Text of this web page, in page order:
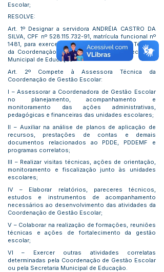
Escolar;
RESOLVE:
Art. 1º Designar a servidora ANDRÉIA CASTRO DA
SILVA, CPF nº 528.115.732-91, matrícula funcional nº
1481, para exercer a função de Assessora Técnica
da Coordenação de Gestão Escolar da Secretaria
Municipal de Educação.
Art. 2º Compete à Assessora Técnica da
Coordenação de Gestão Escolar:
I – Assessorar a Coordenadora de Gestão Escolar
no planejamento, acompanhamento e
monitoramento das ações administrativas,
pedagógicas e financeiras das unidades escolares;
II – Auxiliar na análise de planos de aplicação de
recursos, prestações de contas e demais
documentos relacionados ao PDDE, PDDEMF e
programas correlatos;
III – Realizar visitas técnicas, ações de orientação,
monitoramento e fiscalização junto às unidades
escolares;
IV – Elaborar relatórios, pareceres técnicos,
estudos e instrumentos de acompanhamento
necessários ao desenvolvimento das atividades da
Coordenação de Gestão Escolar;
V – Colaborar na realização de formações, reuniões
técnicas e ações de fortalecimento da gestão
escolar;
VI – Exercer outras atividades correlatas
determinadas pela Coordenação de Gestão Escolar
ou pela Secretaria Municipal de Educação.